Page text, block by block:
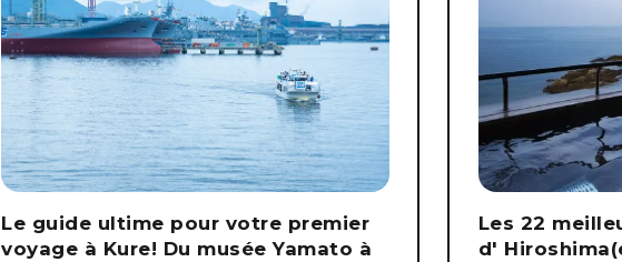
Le guide ultime pour votre premier
voyage à Kure! Du musée Yamato à
Les 22
d'